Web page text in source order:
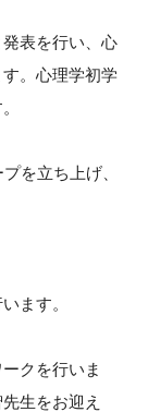
表を行い、心
。心理学初学
を立ち上げ、
ます。
クを行いま
生をお迎え